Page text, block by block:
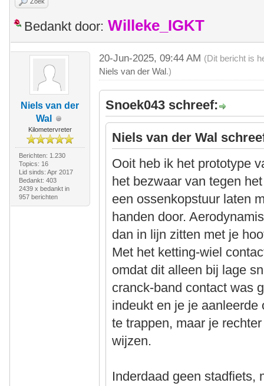
Bedankt door: Willeke_IGKT
Niels van der
Wal
Kilometervreter
Berichten: 1.230
Topics: 16
Lid sinds: Apr 2017
Bedankt: 403
2439 x bedankt in
957 berichten
20-Jun-2025, 09:44 AM (Dit bericht is
Niels van der Wal.)
Snoek043 schreef:
Niels van der Wal
Ooit heb ik het prototype
het bezwaar van tegen
een ossenkopstuur laten
handen door.
dan in lijn zitten met je
Met het ketting-wiel
omdat dit alleen bij lage
cranck-band contact was
indeukt en je je
te trappen, maar je
wijzen.
Inderdaad geen stadfiets,